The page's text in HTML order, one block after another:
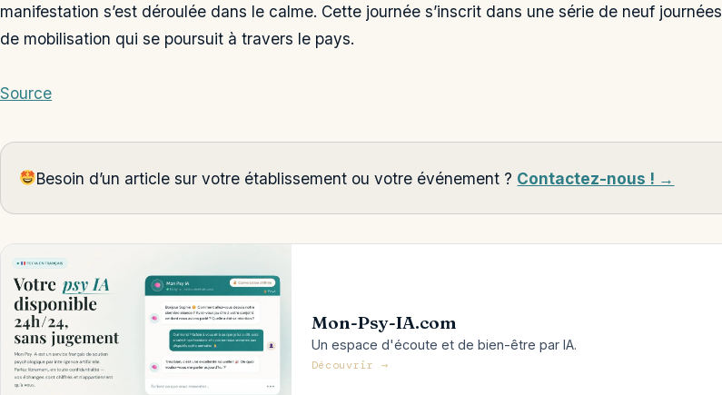
manifestation s’est déroulée dans le calme. Cette journée s’inscrit dans une série de neuf journées
de mobilisation qui se poursuit à travers le pays.
Source
Besoin d’un article sur votre établissement ou votre événement ? Contactez-nous ! →
Mon-Psy-IA.com
Un espace d'écoute et de bien-être par IA.
Découvrir →